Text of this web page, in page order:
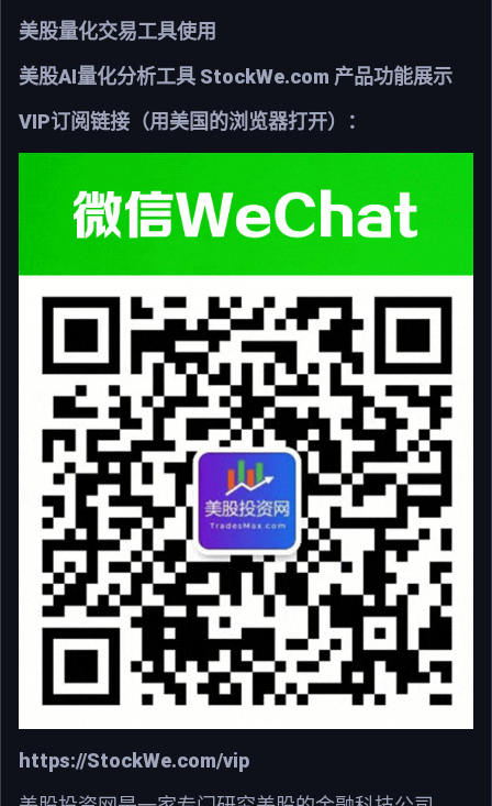
美股量化交易工具使用
美股AI量化分析工具 StockWe.com 产品功能展示
VIP订阅链接（用美国的浏览器打开）：
https://StockWe.com/vip